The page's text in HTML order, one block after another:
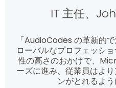
IT 主任、
「AudioCodes の革新的
ローバルなプロフェッシ
性の高さのおかげで、
ーズに進み、従業員はよ
ンがとれるよう